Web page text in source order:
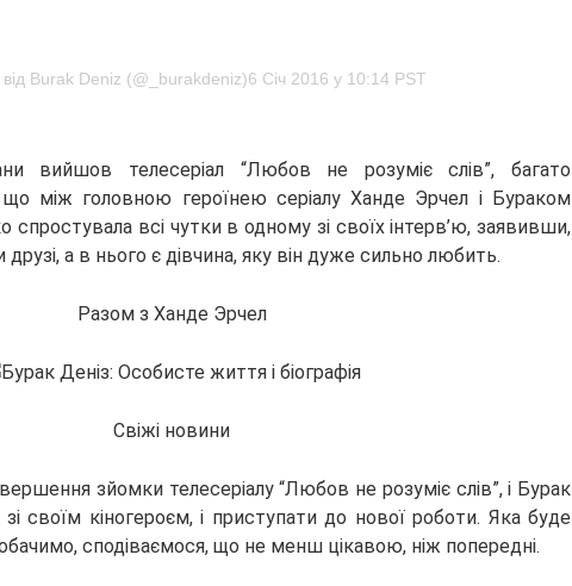
від Burak Deniz (@_burakdeniz)6 Січ 2016 у 10:14 PST
вийшов телесеріал “Любов не розуміє слів”, багато
що між головною героїнею серіалу Ханде Эрчел і Бураком
всі чутки в одному зі своїх інтерв’ю, заявивши,
а в нього є дівчина, яку він дуже сильно любить.
Разом з Ханде Эрчел
Свіжі новини
зйомки телесеріалу “Любов не розуміє слів”, і Бурак
своїм кіногероєм, і приступати до нової роботи. Яка буде
сподіваємося, що не менш цікавою, ніж попередні.